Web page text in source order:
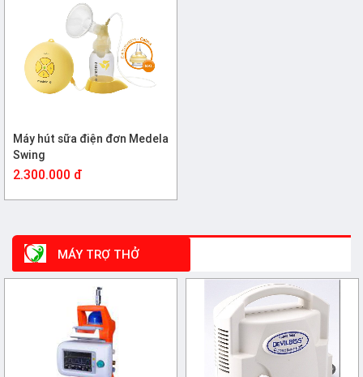
Máy hút sữa điện đơn Medela
Swing
2.300.000 đ
MÁY TRỢ THỞ